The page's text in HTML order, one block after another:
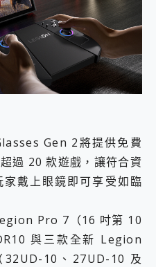
Gen 2將提供免費
過 20 款遊戲，讓符合資
戴上眼鏡即可享受如臨
Pro 7（16 吋第 10
與三款全新 Legion
10、27UD-10 及